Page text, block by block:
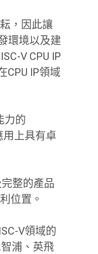
，因此讓
環境以及建
V CPU IP
CPU IP領域
力的
用上具有卓
整的產品
位置。
V領域的
浦、英飛